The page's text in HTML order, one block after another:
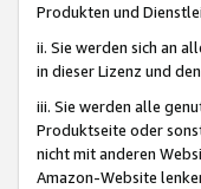
Produkten und
ii. Sie werden sich an
in dieser Lizenz und
iii. Sie werden alle
Produktseite oder
nicht mit anderen
Amazon-Website